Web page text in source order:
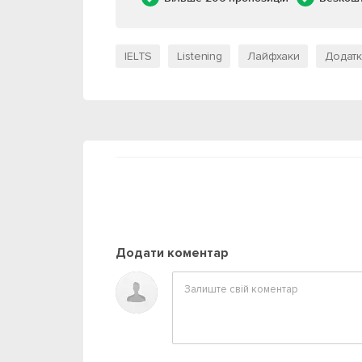
IELTS Listening Лайфхаки
Додати коментар